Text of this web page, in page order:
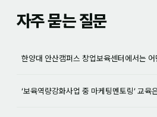
자주 묻는 질문
한양대 안산캠퍼스 창업보육센터에서는
‘보육역량강화사업 중 마케팅멘토링’ 교육